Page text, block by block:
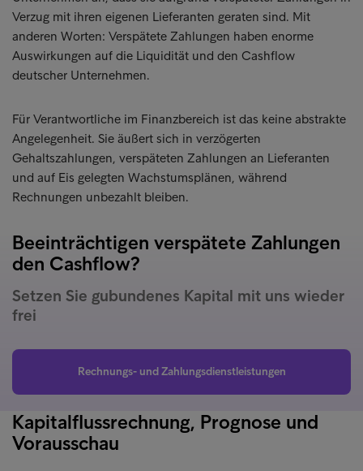
Verzug mit ihren eigenen Lieferanten geraten sind. Mit
anderen Worten: Verspätete Zahlungen haben enorme
Auswirkungen auf die Liquidität und den Cashflow
deutscher Unternehmen.
Für Verantwortliche im Finanzbereich ist das keine abstrakte
Angelegenheit. Sie äußert sich in verzögerten
Gehaltszahlungen, verspäteten Zahlungen an Lieferanten
und auf Eis gelegten Wachstumsplänen, während
Rechnungen unbezahlt bleiben.
Beeinträchtigen verspätete Zahlungen
den Cashflow?
Setzen Sie gubundenes Kapital mit uns wieder
frei
Rechnungs- und Zahlungsdienstleistungen
Kapitalflussrechnung, Prognose und
Vorausschau